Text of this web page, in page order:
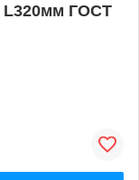
L320мм ГОСТ